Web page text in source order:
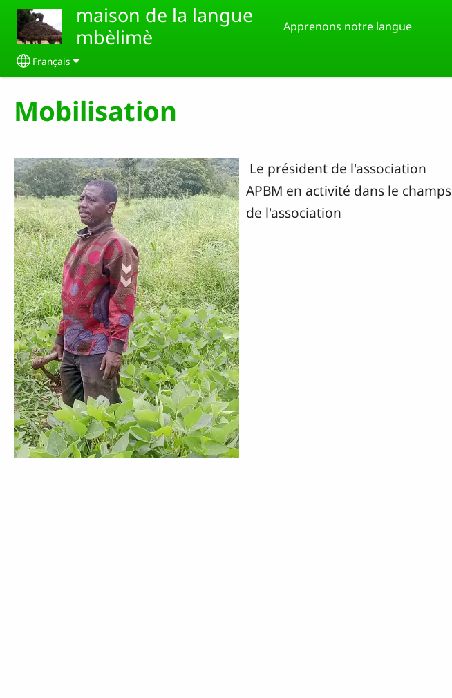
Aller au contenu principal
maison de la langue
mbèlimè
Apprenons notre langue
Select your language
Français
Mobilisation
Le président de l'association
APBM en activité dans le champs
de l'association